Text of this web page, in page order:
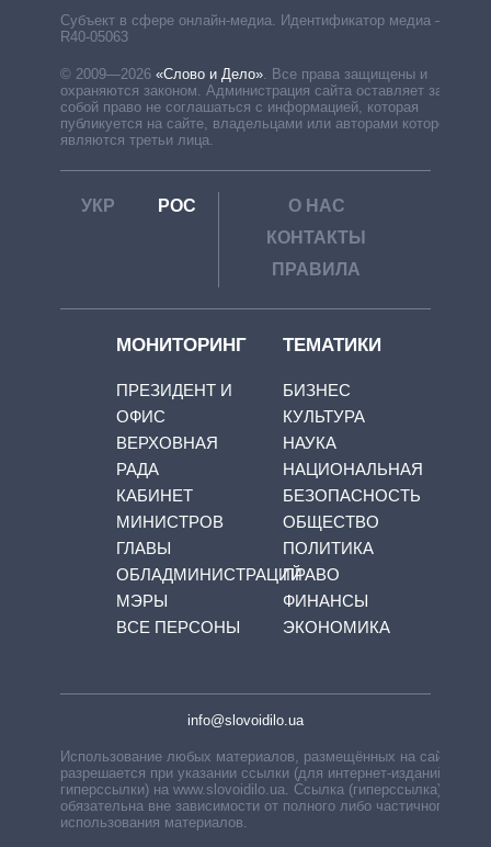
Субъект в сфере онлайн-медиа. Идентификатор медиа –
R40-05063
© 2009—2026 «Слово и Дело». Все права защищены и
охраняются законом. Администрация сайта оставляет за
собой право не соглашаться с информацией, которая
публикуется на сайте, владельцами или авторами которой
являются третьи лица.
УКР РОС
О НАС
КОНТАКТЫ
ПРАВИЛА
МОНИТОРИНГ
ПРЕЗИДЕНТ И
ОФИС
ВЕРХОВНАЯ
РАДА
КАБИНЕТ
МИНИСТРОВ
ГЛАВЫ
ОБЛАДМИНИСТРАЦИЙ
МЭРЫ
ВСЕ ПЕРСОНЫ
ТЕМАТИКИ
БИЗНЕС
КУЛЬТУРА
НАУКА
НАЦИОНАЛЬНАЯ
БЕЗОПАСНОСТЬ
ОБЩЕСТВО
ПОЛИТИКА
ПРАВО
ФИНАНСЫ
ЭКОНОМИКА
info@slovoidilo.ua
Использование любых материалов, размещённых на сайте,
разрешается при указании ссылки (для интернет-изданий —
гиперссылки) на www.slovoidilo.ua. Ссылка (гиперссылка)
обязательна вне зависимости от полного либо частичного
использования материалов.